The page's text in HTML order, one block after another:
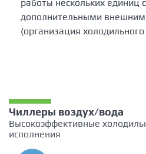
работы нескольких единиц
дополнительными
(организация
Чиллеры воздух/вода
Высокоэффективные
исполнения